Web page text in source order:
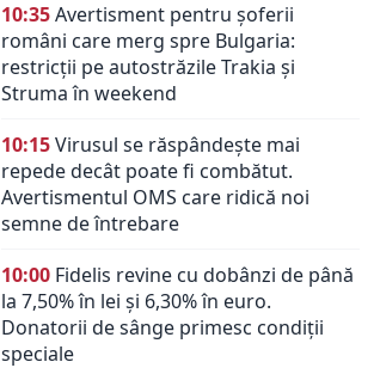
10:35Avertisment pentru șoferii
români care merg spre Bulgaria:
restricții pe autostrăzile Trakia și
Struma în weekend
10:15Virusul se răspândește mai
repede decât poate fi combătut.
Avertismentul OMS care ridică noi
semne de întrebare
10:00 Fidelis revine cu dobânzi de până
la 7,50% în lei și 6,30% în euro.
Donatorii de sânge primesc condiții
speciale